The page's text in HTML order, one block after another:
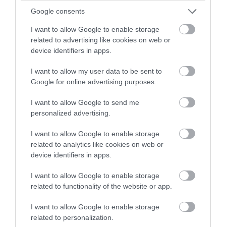
Google consents
I want to allow Google to enable storage
related to advertising like cookies on web or
device identifiers in apps.
I want to allow my user data to be sent to
Google for online advertising purposes.
I want to allow Google to send me
personalized advertising.
I want to allow Google to enable storage
related to analytics like cookies on web or
device identifiers in apps.
I want to allow Google to enable storage
related to functionality of the website or app.
I want to allow Google to enable storage
related to personalization.
A zöld falakról azt tartják, hogy nyugtató hatásúak, de az Egyesült
Királyságban és az USA-ban egyáltalán nem vélik szerencsés
választásnak, mert még az 1700-as években egy svéd kémikus
megölt a kipárolgása során – így a mai napig idegenkednek ettől a